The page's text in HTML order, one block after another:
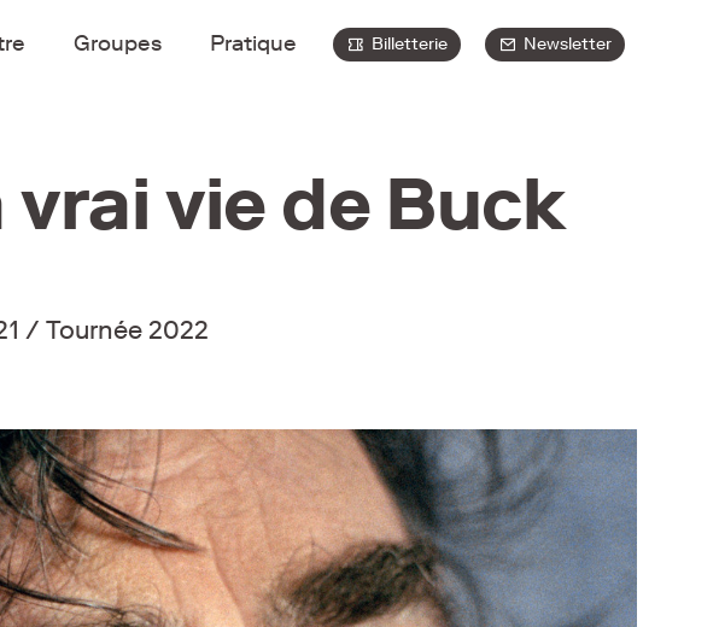
Groupes Pratique Billetterie Newsletter
vie de Buck
/ Tournée 2022